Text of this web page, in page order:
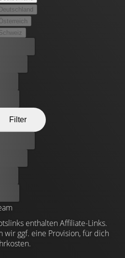
und Klarheit, die durch ihre
wurden, in die nächste
Filter
enthalten Affiliate-Links.
wir ggf. eine Provision, für dich